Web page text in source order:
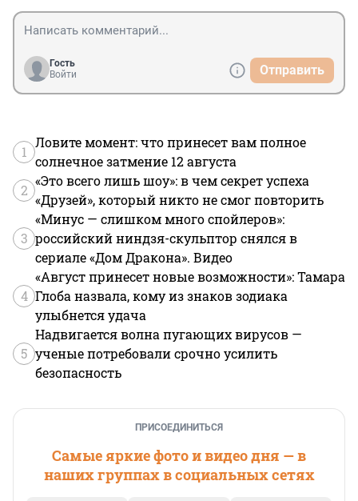
Гость
Войти
Отправить
1
Ловите момент: что принесет вам полное
солнечное затмение 12 августа
2
«Это всего лишь шоу»: в чем секрет успеха
«Друзей», который никто не смог повторить
3
«Минус — слишком много спойлеров»:
российский ниндзя-скульптор снялся в
сериале «Дом Дракона». Видео
4
«Август принесет новые возможности»: Тамара
Глоба назвала, кому из знаков зодиака
улыбнется удача
5
Надвигается волна пугающих вирусов —
ученые потребовали срочно усилить
безопасность
ПРИСОЕДИНИТЬСЯ
Самые яркие фото и видео дня — в
наших группах в социальных сетях